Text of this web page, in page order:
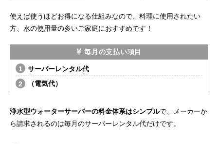
使えば使うほどお得になる仕組みなので、料理に使用されたい
方、水の使用量の多いご家庭におすすめです！
毎月の支払い項目
サーバーレンタル代
（電気代）
浄水型ウォーターサーバーの料金体系はシンプルで、メーカーか
ら請求されるのは毎月のサーバーレンタル代だけです。